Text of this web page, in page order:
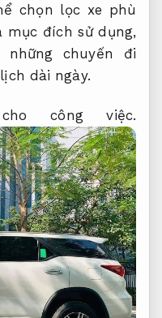
chọn lọc xe phù
mục đích sử dụng,
chuyến đi
dài ngày.
công việc.